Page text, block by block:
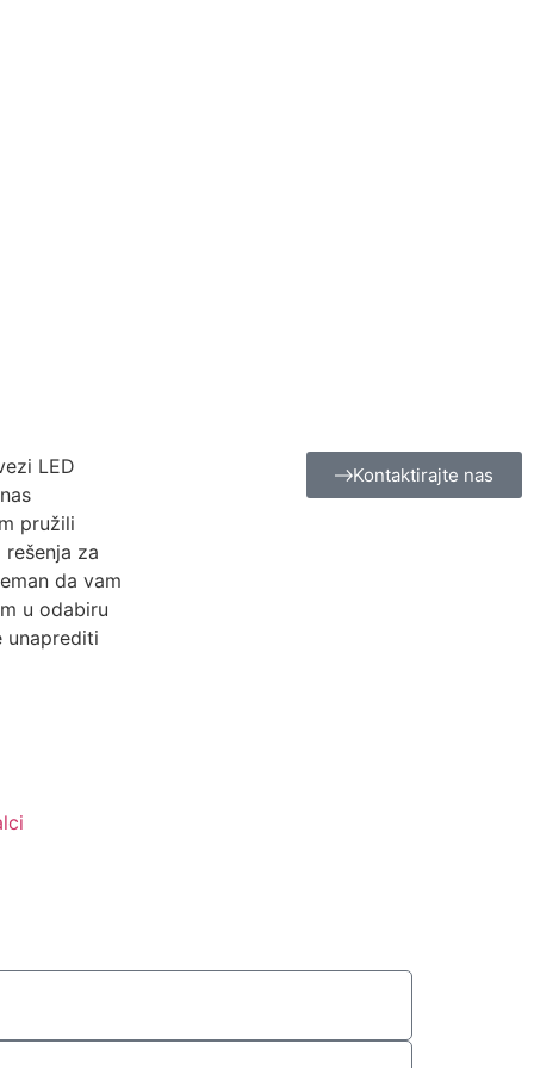
LED
pružili
za
da vam
u odabiru
unaprediti
Kontaktirajte nas